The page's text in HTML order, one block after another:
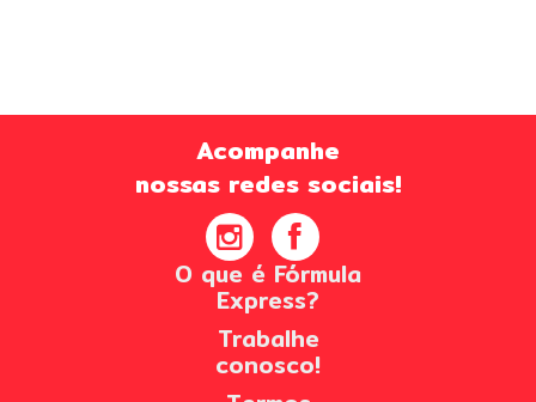
Acompanhe
nossas redes sociais!
O que é Fórmula
Express?
Trabalhe
conosco!